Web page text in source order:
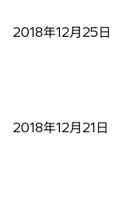
2018年12月25日
2018年12月21日